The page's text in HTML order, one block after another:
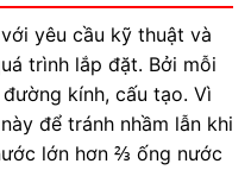
yêu cầu kỹ thuật và
trình lắp đặt. Bởi mỗi
kính, cấu tạo. Vì
để tránh nhầm lẫn khi
lớn hơn ⅔ ống nước